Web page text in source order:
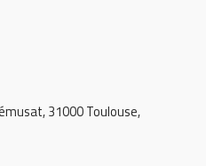
31000 Toulouse,